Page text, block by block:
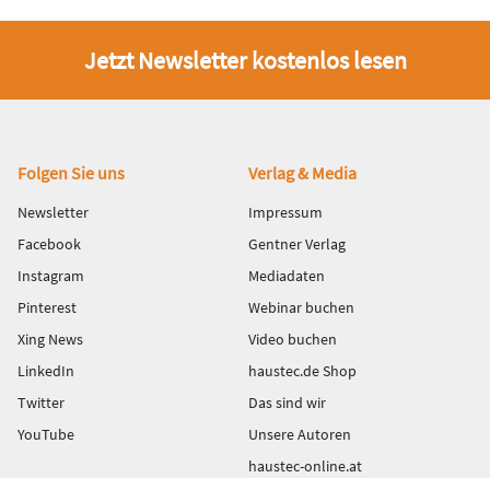
Jetzt Newsletter kostenlos lesen
Fußbereich
Folgen Sie uns
Newsletter
Facebook
Instagram
Pinterest
Xing News
LinkedIn
Twitter
YouTube
Verlag & Media
Impressum
Gentner Verlag
Mediadaten
Webinar buchen
Video buchen
haustec.de Shop
Das sind wir
Unsere Autoren
haustec-online.at